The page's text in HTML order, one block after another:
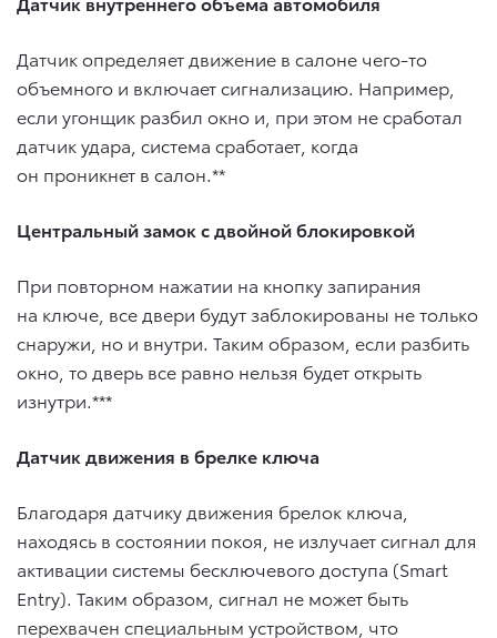
Датчик определяет движение в салоне чего-то
объемного и включает сигнализацию. Например,
если угонщик разбил окно и, при этом не сработал
датчик удара, система сработает, когда
он проникнет в салон.**
Центральный замок с двойной блокировкой
При повторном нажатии на кнопку запирания
на ключе, все двери будут заблокированы не только
снаружи, но и внутри. Таким образом, если разбить
окно, то дверь все равно нельзя будет открыть
изнутри.***
Датчик движения в брелке ключа
Благодаря датчику движения брелок ключа,
находясь в состоянии покоя, не излучает сигнал для
активации cистемы бесключевого доступа (Smart
Entry). Таким образом, сигнал не может быть
перехвачен специальным устройством, что